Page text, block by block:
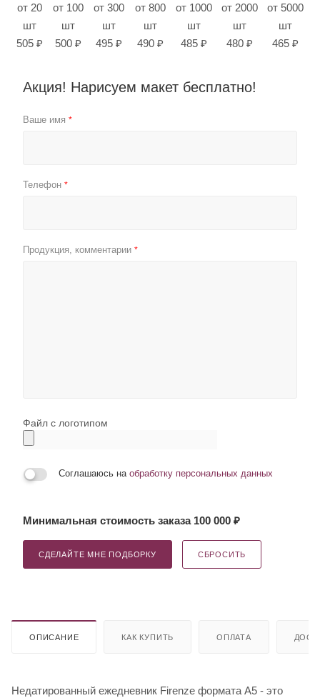
от 20
шт
505 ₽
от 100
шт
500 ₽
от 300
шт
495 ₽
от 800
шт
490 ₽
от 1000
шт
485 ₽
от 2000
шт
480 ₽
от 5000
шт
465 ₽
Акция! Нарисуем макет бесплатно!
Ваше имя *
Телефон *
Продукция, комментарии *
Файл с логотипом
Соглашаюсь на обработку персональных данных
Минимальная стоимость заказа 100 000 ₽
СДЕЛАЙТЕ МНЕ ПОДБОРКУ СБРОСИТЬ
ОПИСАНИЕ КАК КУПИТЬ ОПЛАТА
Недатированный ежедневник Firenze формата А5 - это